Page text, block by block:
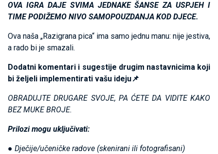
OVA IGRA DAJE SVIMA JEDNAKE ŠANSE ZA USPJEH I
TIME PODIŽEMO NIVO SAMOPOUZDANJA KOD DJECE.
Ova naša „Razigrana pica“ ima samo jednu manu: nije jestiva,
a rado bi je smazali.
Dodatni komentari i sugestije drugim nastavnicima koji
bi željeli implementirati vašu ideju📌
OBRADUJTE DRUGARE SVOJE, PA ĆETE DA VIDITE KAKO
BEZ MUKE BROJE.
Prilozi mogu uključivati:
● Dječije/učeničke radove (skenirani ili fotografisani)